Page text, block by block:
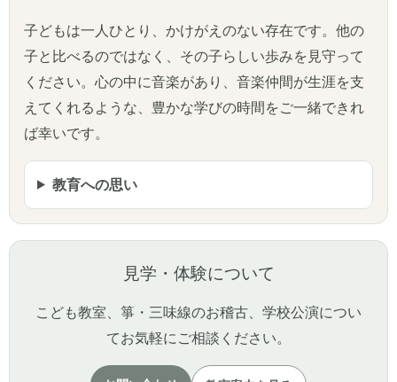
子どもは一人ひとり、かけがえのない存在です。他の
子と比べるのではなく、その子らしい歩みを見守って
ください。心の中に音楽があり、音楽仲間が生涯を支
えてくれるような、豊かな学びの時間をご一緒できれ
ば幸いです。
教育への思い
見学・体験について
こども教室、箏・三味線のお稽古、学校公演につい
てお気軽にご相談ください。